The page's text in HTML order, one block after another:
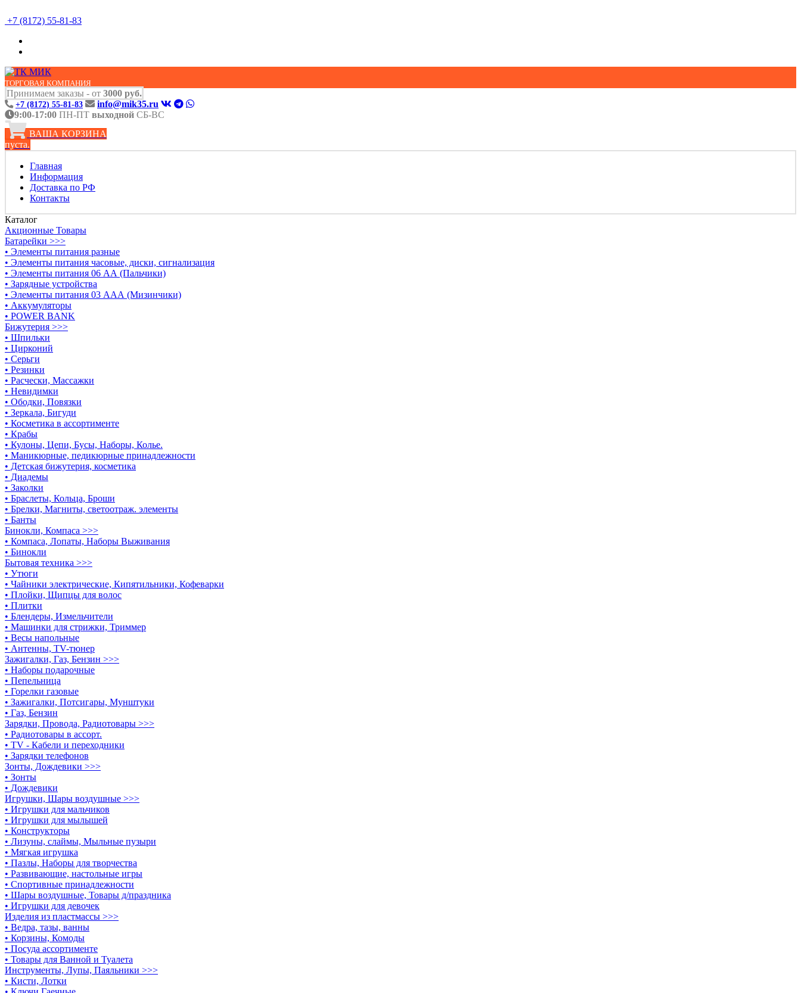
+7 (8172) 55-81-83
ТОРГОВАЯ КОМПАНИЯ
Принимаем заказы - от 3000 руб.
+7 (8172) 55-81-83
info@mik35.ru
9:00-17:00 ПН-ПТ выходной СБ-ВС
ВАША КОРЗИНА
пуста.
Главная
Информация
Доставка по РФ
Контакты
Каталог
Акционные Товары
Батарейки >>>
• Элементы питания разные
• Элементы питания часовые, диски, сигнализация
• Элементы питания 06 АА (Пальчики)
• Зарядные устройства
• Элементы питания 03 ААА (Мизинчики)
• Аккумуляторы
• POWER BANK
Бижутерия >>>
• Шпильки
• Цирконий
• Серьги
• Резинки
• Расчески, Массажки
• Невидимки
• Ободки, Повязки
• Зеркала, Бигуди
• Косметика в ассортименте
• Крабы
• Кулоны, Цепи, Бусы, Наборы, Колье.
• Маникюрные, педикюрные принадлежности
• Детская бижутерия, косметика
• Диадемы
• Заколки
• Браслеты, Кольца, Броши
• Брелки, Магниты, светоотраж. элементы
• Банты
Бинокли, Компаса >>>
• Компаса, Лопаты, Наборы Выживания
• Бинокли
Бытовая техника >>>
• Утюги
• Чайники электрические, Кипятильники, Кофеварки
• Плойки, Щипцы для волос
• Плитки
• Блендеры, Измельчители
• Машинки для стрижки, Триммер
• Весы напольные
• Антенны, TV-тюнер
Зажигалки, Газ, Бензин >>>
• Наборы подарочные
• Пепельница
• Горелки газовые
• Зажигалки, Потсигары, Мунштуки
• Газ, Бензин
Зарядки, Провода, Радиотовары >>>
• Радиотовары в ассорт.
• TV - Кабели и переходники
• Зарядки телефонов
Зонты, Дождевики >>>
• Зонты
• Дождевики
Игрушки, Шары воздушные >>>
• Игрушки для мальчиков
• Игрушки для мылышей
• Конструкторы
• Лизуны, слаймы, Мыльные пузыри
• Мягкая игрушка
• Пазлы, Наборы для творчества
• Развивающие, настольные игры
• Спортивные принадлежности
• Шары воздушные, Товары д/праздника
• Игрушки для девочек
Изделия из пластмассы >>>
• Ведра, тазы, ванны
• Корзины, Комоды
• Посуда ассортименте
• Товары для Ванной и Туалета
Инструменты, Лупы, Паяльники >>>
• Кисти, Лотки